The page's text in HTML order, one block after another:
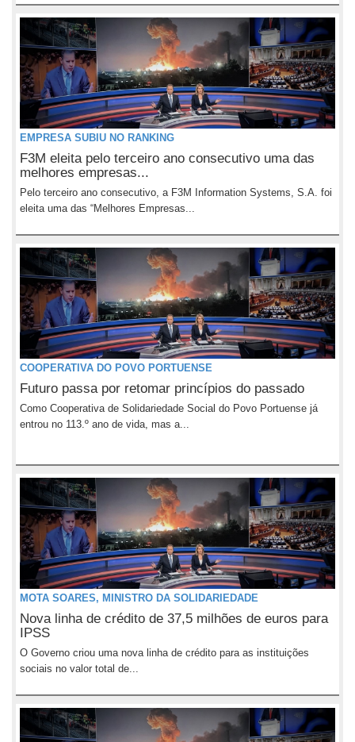
EMPRESA SUBIU NO RANKING
F3M eleita pelo terceiro ano consecutivo uma das
melhores empresas...
Pelo terceiro ano consecutivo, a F3M Information Systems, S.A. foi
eleita uma das “Melhores Empresas...
COOPERATIVA DO POVO PORTUENSE
Futuro passa por retomar princípios do passado
Como Cooperativa de Solidariedade Social do Povo Portuense já
entrou no 113.º ano de vida, mas a...
MOTA SOARES, MINISTRO DA SOLIDARIEDADE
Nova linha de crédito de 37,5 milhões de euros para
IPSS
O Governo criou uma nova linha de crédito para as instituições
sociais no valor total de...